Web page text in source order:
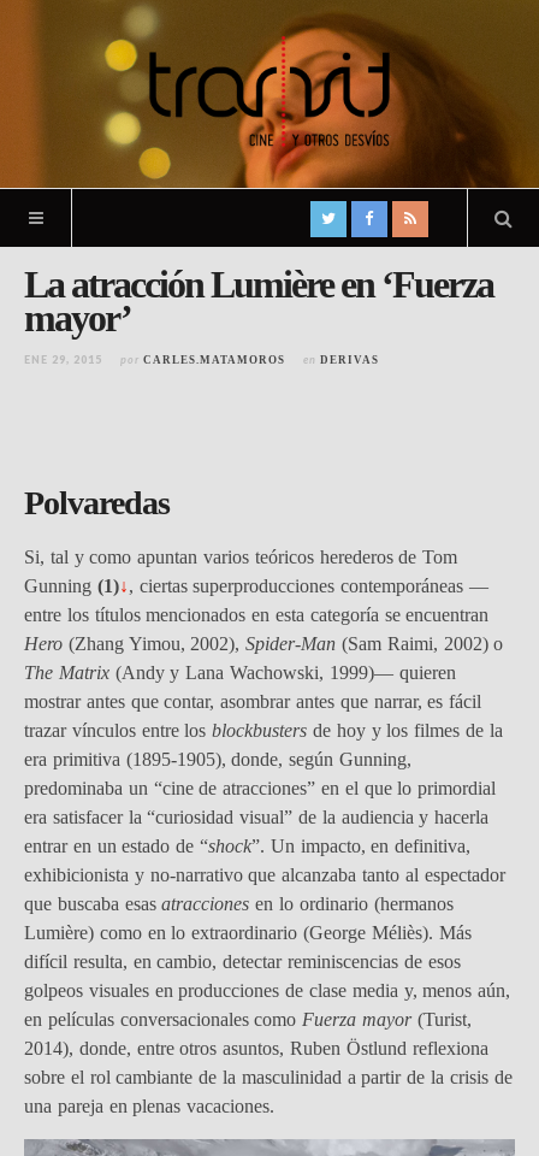
La atracción Lumière en ‘Fuerza
mayor’
ENE 29, 2015 por CARLES.MATAMOROS en DERIVAS
Polvaredas
Si, tal y como apuntan varios teóricos herederos de Tom
Gunning (1)↓, ciertas superproducciones contemporáneas —
entre los títulos mencionados en esta categoría se encuentran
Hero (Zhang Yimou, 2002),Spider-Man (Sam Raimi, 2002) o
The Matrix(Andy y Lana Wachowski, 1999)— quieren
mostrar antes que contar, asombrar antes que narrar, es fácil
trazar vínculos entre losblockbustersde hoy y los filmes de la
era primitiva (1895-1905), donde, según Gunning,
predominaba un “cine de atracciones” en el que lo primordial
era satisfacer la “curiosidad visual” de la audiencia y hacerla
entrar en un estado de “shock”. Un impacto, en definitiva,
exhibicionista y no-narrativo que alcanzaba tanto al espectador
que buscaba esasatracciones en lo ordinario (hermanos
Lumière) como en lo extraordinario (George Méliès). Más
difícil resulta, en cambio, detectar reminiscencias de esos
golpeos visuales en producciones de clase media y, menos aún,
en películas conversacionales como Fuerza mayor(Turist,
2014), donde, entre otros asuntos, Ruben Östlund reflexiona
sobre el rol cambiante de la masculinidad a partir de la crisis de
una pareja en plenas vacaciones.